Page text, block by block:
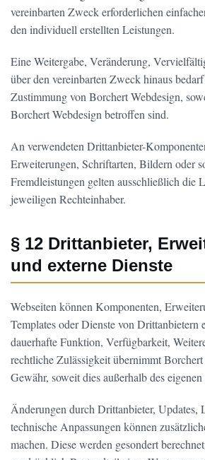
vereinbarten Zweck erforderlichen
den individuell erstellten Leistungen.
Eine Weitergabe, Veränderung,
über den vereinbarten Zweck hinaus
Zustimmung von Borchert Webdesign,
Borchert Webdesign betroffen sind.
An verwendeten Drittanbieter-
Erweiterungen, Schriftarten, Bildern oder
Fremdleistungen gelten ausschließlich die
jeweiligen Rechteinhaber.
§ 12 Drittanbieter,
und externe Dienste
Webseiten können Komponenten,
Templates oder Dienste von Drittanbietern
dauerhafte Funktion, Verfügbarkeit,
rechtliche Zulässigkeit übernimmt
Gewähr, soweit dies außerhalb des
Änderungen durch Drittanbieter, Updates,
technische Anpassungen können
machen. Diese werden gesondert